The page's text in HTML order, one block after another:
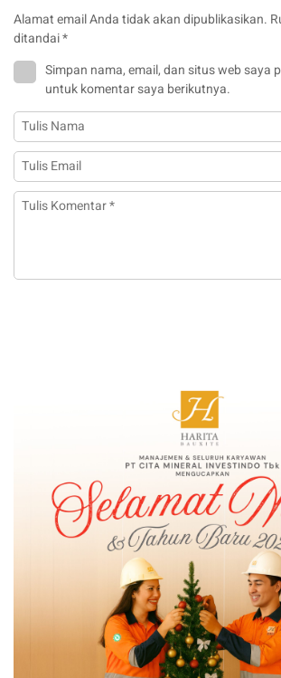
Alamat email Anda tidak akan dipublikasikan.
ditandai*
Simpan nama, email, dan situs web saya
untuk komentar saya berikutnya.